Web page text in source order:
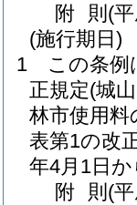
附 則 (
(施行期日)
1
この条例
正規定(城
林市使用
表第1の改
年4月1日
附 則 (